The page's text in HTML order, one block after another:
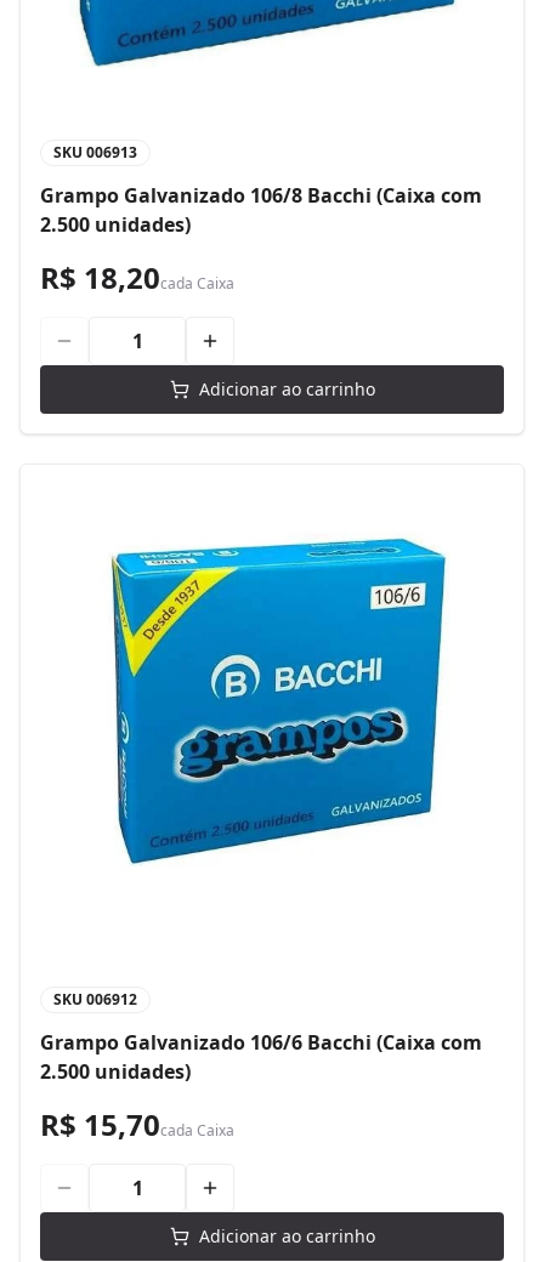
SKU 006913
Grampo Galvanizado 106/8 Bacchi (Caixa com
2.500 unidades)
R$ 18,20cada Caixa
Adicionar ao carrinho
SKU 006912
Grampo Galvanizado 106/6 Bacchi (Caixa com
2.500 unidades)
R$ 15,70cada Caixa
Adicionar ao carrinho